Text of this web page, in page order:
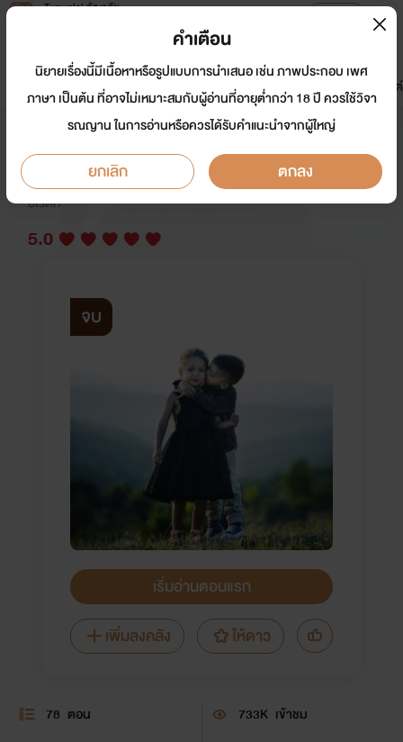
Tunwalai ธัญวลัย
หน้าแรก นิยาย อีบุ๊ก การ์ตูน
มาใหม่
ดรีมแชท ธัญลิสต์
ดร. ดิสม์ SM nc +++
นักเขียน: ยุพา
อีโรติก
5.0
จบ
เริ่มอ่านตอนแรก
เพิ่มลงคลัง
ให้ดาว
78 ตอน 733K เข้าชม
คำเตือน
นิยายเรื่องนี้มีเนื้อหาหรือรูปแบบการนำเสนอ เช่น ภาพประกอบ เพศ
ภาษา เป็นต้น ที่อาจไม่เหมาะสมกับผู้อ่านที่อายุต่ำกว่า 18 ปี ควรใช้วิจา
รณญาน ในการอ่านหรือควรได้รับคำแนะนำจากผู้ใหญ่
ยกเลิก ตกลง